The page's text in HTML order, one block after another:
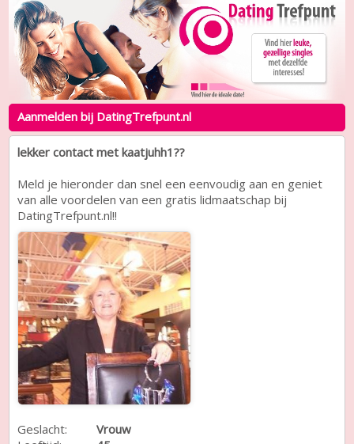
Aanmelden bij DatingTrefpunt.nl
lekker contact met kaatjuhh1??
Meld je hieronder dan snel een eenvoudig aan en geniet
van alle voordelen van een gratis lidmaatschap bij
DatingTrefpunt.nl!!
Geslacht:
Vrouw